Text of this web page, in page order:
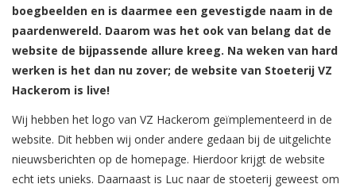
boegbeelden en is daarmee een gevestigde naam in de
paardenwereld. Daarom was het ook van belang dat de
website de bijpassende allure kreeg. Na weken van hard
werken is het dan nu zover; de website van Stoeterij VZ
Hackerom is live!
Wij hebben het logo van VZ Hackerom geïmplementeerd in de
website. Dit hebben wij onder andere gedaan bij de uitgelichte
nieuwsberichten op de homepage. Hierdoor krijgt de website
echt iets unieks. Daarnaast is Luc naar de stoeterij geweest om